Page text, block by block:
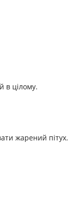
в цілому.
жарений пітух.